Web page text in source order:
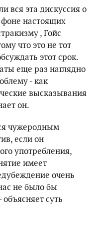
вся эта дискуссия о
фоне настоящих
, Гойс
что это не тот
этот срок.
еще раз наглядно
- как
высказывания
он.
чужеродным
если он
употребления,
имеет
очень
не было бы
суть